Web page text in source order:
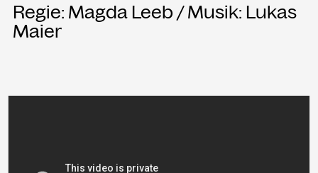
Regie: Magda Leeb / Musik: Lukas
Maier